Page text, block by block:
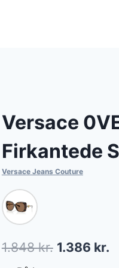
Versace
Firkantede
Versace Jeans Couture
1.848kr. Den
1.386 kr.